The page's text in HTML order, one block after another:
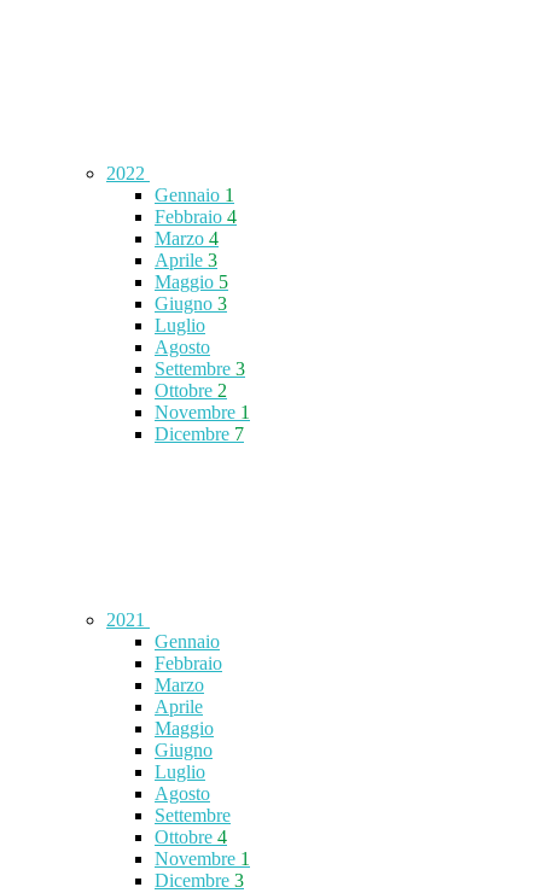
2022
Gennaio 1
Febbraio 4
Marzo 4
Aprile 3
Maggio 5
Giugno 3
Luglio
Agosto
Settembre 3
Ottobre 2
Novembre 1
Dicembre 7
2021
Gennaio
Febbraio
Marzo
Aprile
Maggio
Giugno
Luglio
Agosto
Settembre
Ottobre 4
Novembre 1
Dicembre 3